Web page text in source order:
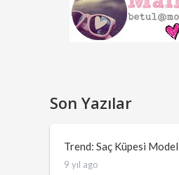
Son Yazılar
Trend: Saç Küpesi
9 yıl ago